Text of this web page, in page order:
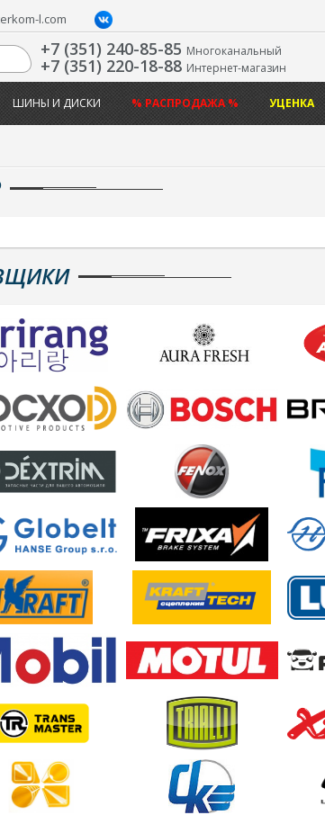
l.com
+7 (351) 240-85-85 Многоканальный
+7 (351) 220-18-88 Интернет-магазин
ШИНЫ И ДИСКИ % РАСПРОДАЖА % УЦЕНКА